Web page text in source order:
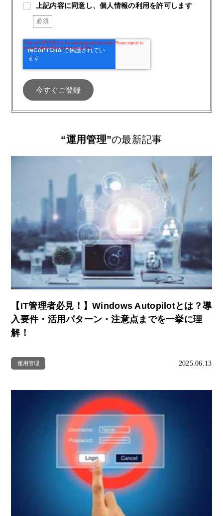
上記内容に同意し、個人情報の利用を許可します
“運用管理”の最新記事
【IT管理者必見！】Windows Autopilotとは？導
入要件・活用パターン・注意点までを一挙に理
解！
運用管理 2025.06.13